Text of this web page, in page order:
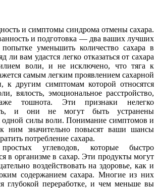
и симптомы синдрома отмены сахара.
и подготовка — два ваших лучших
уменьшить количество сахара в
ли вам удастся легко отказаться от сахара
воли, и не исключено, что тяга к
самым легким проявлением сахарной
к другим симптомам которой относятся
вялость, эмоциональное расстройство,
тошнота. Эти признаки нелегко
и они не могут быть устранены
одной силы воли. Понимание симптомов и
к ним значительно повысят ваши шансы
потребление сахара.
простых углеводов, которые быстро
в организме в сахар. Эти продукты могут
воздействовать на здоровье, как и
содержанием сахара. Многие из них
глубокой переработке, и чем меньше вы